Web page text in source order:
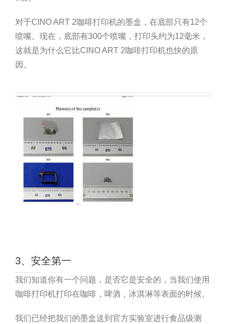
对于CINO ART 2咖啡打印机的墨盒，在底部只有12个
喷嘴。现在，底部有300个喷嘴，打印头约为12毫米，
这就是为什么它比CINO ART 2咖啡打印机也快的原
因。
3、安全第一
我们知道你有一个问题，是否它是安全的，当我们使用
咖啡打印机打印在咖啡，啤酒，冰淇淋等表面的时候。
我们已经把我们的墨盒送到官方实验室进行食品级测